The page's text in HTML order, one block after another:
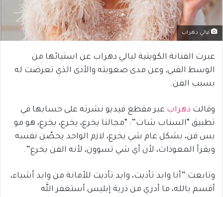
ليالي دهراب
عبرت الفنانة الكويتية ليالي دهراب عن استيائها من
الوسط الفني, وعن مدى صعوبته والأذى الذي تعرضت له
بسبب الفن.
وقالت دهراب عبر مقطع فيديو نشرته على حسابها في
تطبيق “السناب شات”: “مجالنا يخرع، يخرع، يخرع، هو مو
بس فن، بشكل عام شي يخرع، لازم الواحد يحصّن نفسه
ويقرأ المعوذات، لأن أي شي تسوون، لأنه الفن يخرع”.
وتابعت:”أنا وايد تأذيت، وايد تأذيت للأمانة من وايد أشياء،
أقسم بالله، ما أدري من ذرية إبليس أستغفر الله